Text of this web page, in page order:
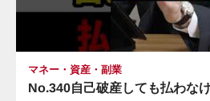
マネー・資産・副業
No.340自己破産しても払わな